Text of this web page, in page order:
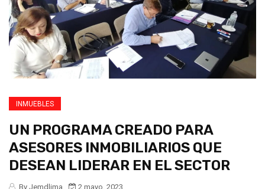
INMUEBLES
UN PROGRAMA CREADO PARA
ASESORES INMOBILIARIOS QUE
DESEAN LIDERAR EN EL SECTOR
By Jemdlima 2 mayo, 2023